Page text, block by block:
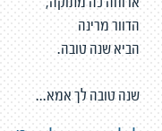
ארוחה כה מתוקה,
הדוור מרינה
הביא שנה טובה.
שנה טובה לך אמא...